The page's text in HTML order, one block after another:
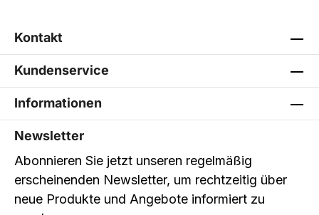
Kontakt
Kundenservice
Informationen
Newsletter
Abonnieren Sie jetzt unseren regelmäßig
erscheinenden Newsletter, um rechtzeitig über
neue Produkte und Angebote informiert zu